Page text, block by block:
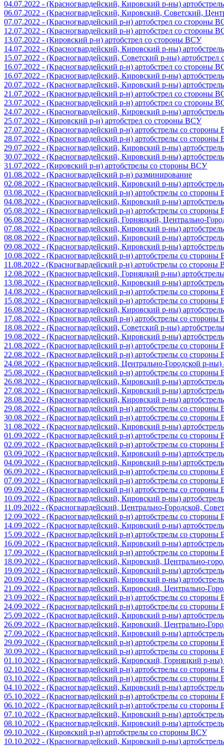
04.07.2022 - (Красногвардейский, Кировский р-ны)
06.07.2022 - (Красногвардейский, Кировский, Советский,
07.07.2022 - (Красногвардейский р-н) артобстрел со стороны
12.07.2022 - (Красногвардейский р-н) артобстрел со стороны
13.07.2022 - (Кировский р-н) артобстрел со стороны ВСУ
14.07.2022 - (Красногвардейский, Кировский р-ны)
15.07.2022 - (Красногвардейский, Советский р-ны)
16.07.2022 - (Красногвардейский р-н) артобстрел со стороны
16.07.2022 - (Красногвардейский, Кировский р-ны)
20.07.2022 - (Красногвардейский, Кировский р-ны)
21.07.2022 - (Красногвардейский р-н) артобстрел со стороны
23.07.2022 - (Красногвардейский р-н) артобстрел со стороны
24.07.2022 - (Красногвардейский, Кировский р-ны)
25.07.2022 - (Кировский р-н) артобстрел со стороны ВСУ
27.07.2022 - (Красногвардейский р-н) артобстрелы со
28.07.2022 - (Красногвардейский р-н) артобстрелы со
29.07.2022 - (Красногвардейский, Кировский р-ны)
30.07.2022 - (Красногвардейский, Кировский р-ны)
31.07.2022 - (Кировский р-н) артобстрелы со стороны ВСУ
01.08.2022 - (Красногвардейский р-н) разминирование
02.08.2022 - (Красногвардейский, Кировский р-ны)
03.08.2022 - (Красногвардейский р-н) артобстрелы со
04.08.2022 - (Красногвардейский, Кировский р-ны)
05.08.2022 - (Красногвардейский р-н) артобстрелы со
06.08.2022 - (Красногвардейский, Горняцкий, Центрально-
07.08.2022 - (Красногвардейский, Кировский р-ны)
08.08.2022 - (Красногвардейский, Кировский р-ны)
09.08.2022 - (Красногвардейский, Кировский р-ны)
10.08.2022 - (Красногвардейский р-н) артобстрелы со
11.08.2022 - (Красногвардейский р-н) артобстрелы со стороны
12.08.2022 - (Красногвардейский, Горняцкий р-ны)
13.08.2022 - (Красногвардейский, Кировский р-ны)
14.08.2022 - (Красногвардейский р-н) артобстрелы со
15.08.2022 - (Красногвардейский р-н) артобстрелы со
16.08.2022 - (Красногвардейский, Кировский р-ны)
17.08.2022 - (Красногвардейский р-н) артобстрелы со
18.08.2022 - (Красногвардейский, Советский р-ны)
19.08.2022 - (Красногвардейский, Кировский р-ны)
21.08.2022 - (Красногвардейский р-н) артобстрелы со
22.08.2022 - (Красногвардейский р-н) артобстрелы со
24.08.2022 - (Красногвардейский, Центрально-Городской р-
25.08.2022 - (Красногвардейский р-н) артобстрелы со
26.08.2022 - (Красногвардейский, Кировский р-ны)
27.08.2022 - (Красногвардейский, Кировский р-ны)
28.08.2022 - (Красногвардейский, Кировский р-ны)
29.08.2022 - (Красногвардейский р-н) артобстрелы со
30.08.2022 - (Красногвардейский р-н) артобстрелы со
31.08.2022 - (Красногвардейский, Кировский р-ны)
01.09.2022 - (Красногвардейский р-н) артобстрелы со
02.09.2022 - (Красногвардейский р-н) артобстрелы со
03.09.2022 - (Красногвардейский, Кировский р-ны)
04.09.2022 - (Красногвардейский, Кировский р-ны)
06.09.2022 - (Красногвардейский р-н) артобстрелы со
07.09.2022 - (Красногвардейский р-н) артобстрелы со
09.09.2022 - (Красногвардейский р-н) артобстрелы со
10.09.2022 - (Красногвардейский, Кировский р-ны)
11.09.2022 - (Красногвардейский, Центрально-Городской,
12.09.2022 - (Красногвардейский р-н) артобстрелы со
14.09.2022 - (Красногвардейский, Кировский р-ны)
15.09.2022 - (Красногвардейский р-н) артобстрелы со
16.09.2022 - (Красногвардейский, Кировский р-ны)
17.09.2022 - (Красногвардейский р-н) артобстрелы со
18.09.2022 - (Красногвардейский, Кировский, Центрально-
19.09.2022 - (Красногвардейский, Кировский р-ны)
20.09.2022 - (Красногвардейский, Кировский р-ны)
21.09.2022 - (Красногвардейский, Кировский, Центрально-
23.09.2022 - (Красногвардейский р-н) артобстрелы со
24.09.2022 - (Красногвардейский р-н) артобстрелы со
25.09.2022 - (Красногвардейский, Кировский р-ны)
26.09.2022 - (Красногвардейский, Кировский, Центрально-
27.09.2022 - (Красногвардейский, Кировский р-ны)
29.09.2022 - (Красногвардейский р-н) артобстрелы со
30.09.2022 - (Красногвардейский р-н) артобстрелы со
01.10.2022 - (Красногвардейский, Кировский, Горняцкий р-
02.10.2022 - (Красногвардейский р-н) артобстрелы со
03.10.2022 - (Красногвардейский р-н) артобстрелы со
04.10.2022 - (Красногвардейский, Кировский р-ны)
05.10.2022 - (Красногвардейский р-н) артобстрелы со
06.10.2022 - (Красногвардейский р-н) артобстрелы со
07.10.2022 - (Красногвардейский, Кировский р-ны)
08.10.2022 - (Красногвардейский, Кировский р-ны)
09.10.2022 - (Кировский р-н) артобстрелы со стороны ВСУ
10.10.2022 - (Красногвардейский, Кировский р-ны)